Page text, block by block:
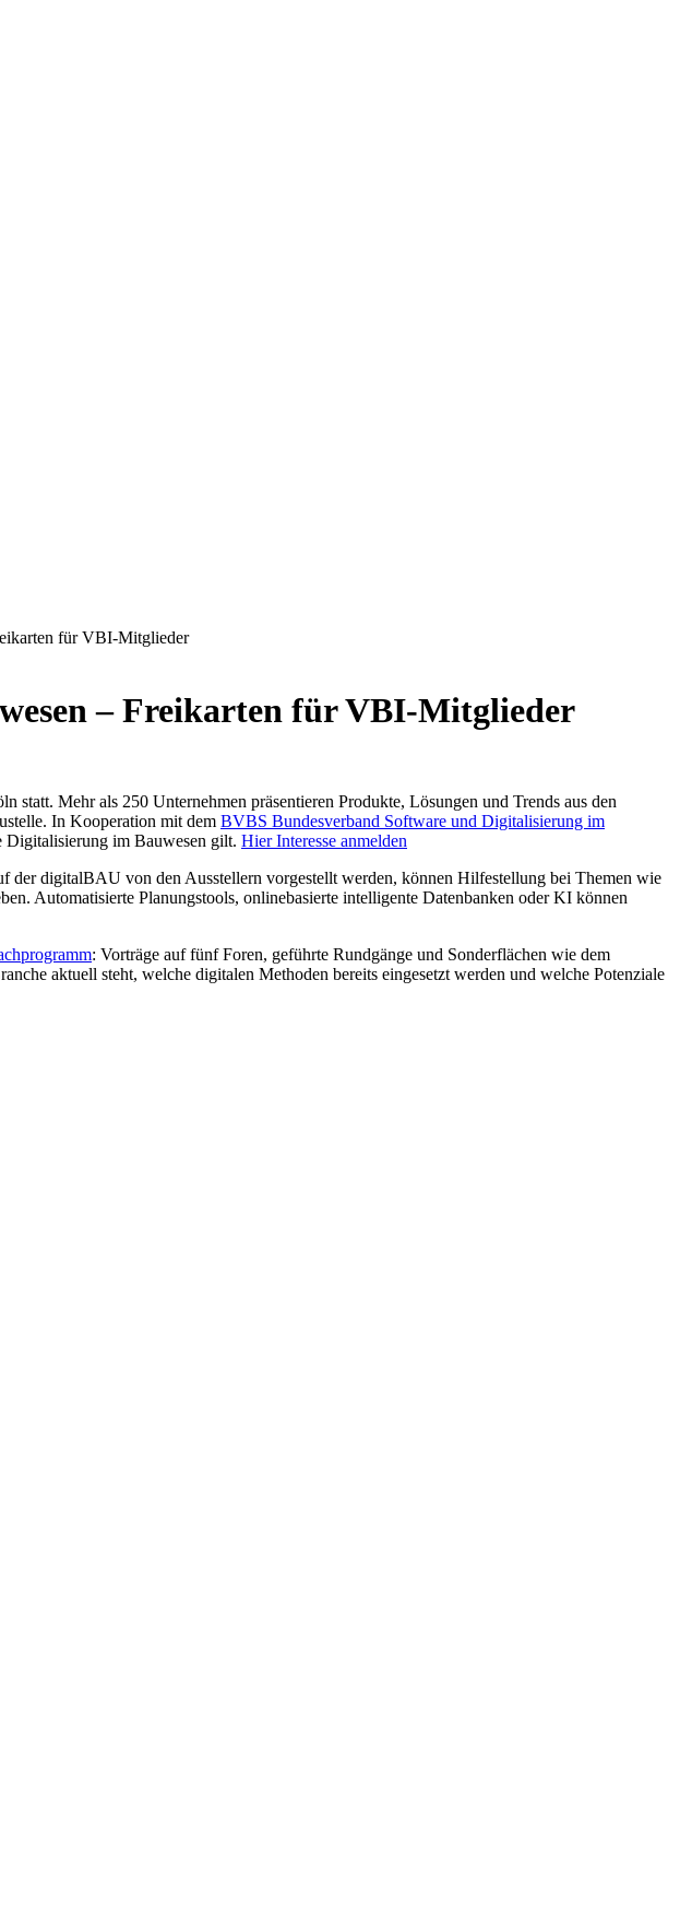
für VBI-Mitglieder
– Freikarten für VBI-Mitglieder
Mehr als 250 Unternehmen präsentieren Produkte, Lösungen und Trends aus den
In Kooperation mit dem BVBS Bundesverband Software und Digitalisierung im
Digitalisierung im Bauwesen gilt. Hier Interesse anmelden
der digitalBAU von den Ausstellern vorgestellt werden, können Hilfestellung bei Themen wie
Automatisierte Planungstools, onlinebasierte intelligente Datenbanken oder KI können
: Vorträge auf fünf Foren, geführte Rundgänge und Sonderflächen wie dem
aktuell steht, welche digitalen Methoden bereits eingesetzt werden und welche Potenziale